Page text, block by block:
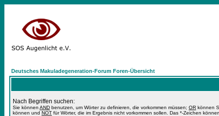
Deutsches Makuladegeneration-Forum Foren-Übersicht
Nach Begriffen suchen:
Sie können AND benutzen, um Wörter zu definieren, die vorkommen müssen; OR können
können und NOT für Wörter, die im Ergebnis nicht vorkommen sollen. Das *-Zeichen